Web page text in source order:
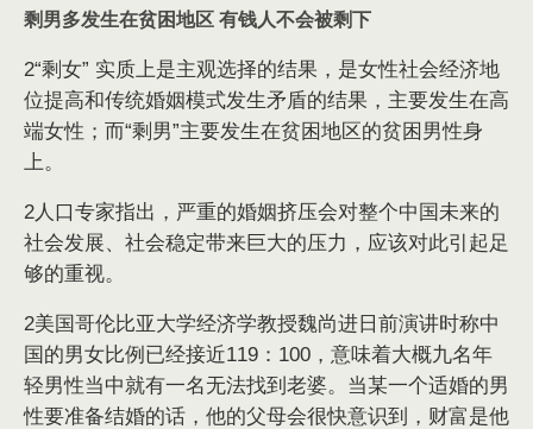
剩男多发生在贫困地区 有钱人不会被剩下
2“剩女” 实质上是主观选择的结果，是女性社会经济地
位提高和传统婚姻模式发生矛盾的结果，主要发生在高
端女性；而“剩男”主要发生在贫困地区的贫困男性身
上。
2人口专家指出，严重的婚姻挤压会对整个中国未来的
社会发展、社会稳定带来巨大的压力，应该对此引起足
够的重视。
2美国哥伦比亚大学经济学教授魏尚进日前演讲时称中
国的男女比例已经接近119：100，意味着大概九名年
轻男性当中就有一名无法找到老婆。当某一个适婚的男
性要准备结婚的话，他的父母会很快意识到，财富是他